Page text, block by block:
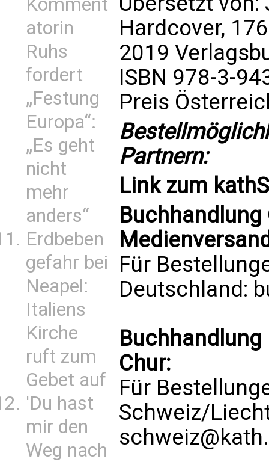
Komment
atorin
Ruhs
fordert
„Festung
Europa“:
„Es geht
nicht
mehr
anders“
Erdbeben
gefahr bei
Neapel:
Italiens
Kirche
ruft zum
Gebet auf
'Du hast
mir den
Weg nach
Hardcover,
2019
ISBN 978-3-
Preis
Partnern:
Link zum
Für
Deutschland:
Buchhandlung
Chur:
Für
Schweiz/